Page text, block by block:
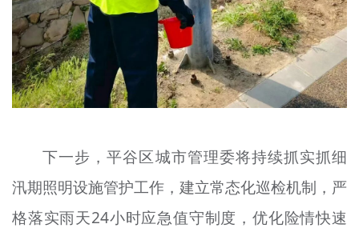
下一步，平谷区城市管理委将持续抓实抓细
汛期照明设施管护工作，建立常态化巡检机制，严
格落实雨天24小时应急值守制度，优化险情快速